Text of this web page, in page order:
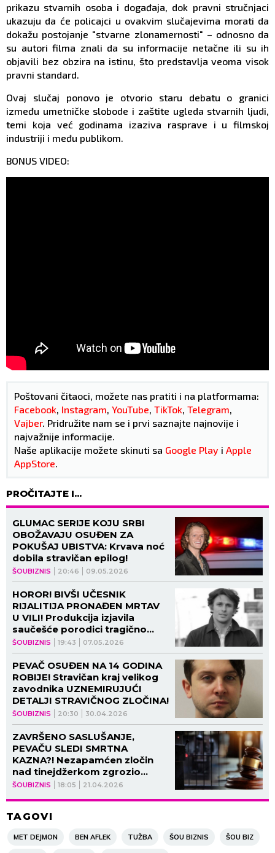
prikazu stvarnih osoba i događaja, dok pravni stručnjaci
ukazuju da će policajci u ovakvim slučajevima morati da
dokažu postojanje "stvarne zlonamernosti" – odnosno da
su autori filma znali da su informacije netačne ili su ih
objavili bez obzira na istinu, što predstavlja veoma visok
pravni standard.
Ovaj slučaj ponovo je otvorio staru debatu o granici
između umetničke slobode i zaštite ugleda stvarnih ljudi,
temi koja već godinama izaziva rasprave i u filmskoj
industriji i među publikom.
BONUS VIDEO:
Poštovani čitaoci, možete nas pratiti i na platformama:
Facebook, Instagram, YouTube, TikTok, Telegram,
Vajber. Pridružite nam se i prvi saznajte najnovije i
najvažnije informacije.
Naše aplikacije možete skinuti sa Google Play i Apple
AppStore.
PROČITAJTE I...
ŠOUBIZNIS 20:46 09.05.2026
GLUMAC SERIJE KOJU SRBI
OBOŽAVAJU OSUĐEN ZA
POKUŠAJ UBISTVA: Krvava noć
dobila stravičan epilog!
ŠOUBIZNIS 19:43 07.05.2026
HOROR! BIVŠI UČESNIK
RIJALITIJA PRONAĐEN MRTAV
U VILI! Produkcija izjavila
saučešće porodici tragično
nastradalog!
ŠOUBIZNIS 20:30 30.04.2026
PEVAČ OSUĐEN NA 14 GODINA
ROBIJE! Stravičan kraj velikog
zavodnika UZNEMIRUJUĆI
DETALJI STRAVIČNOG ZLOČINA!
ŠOUBIZNIS 18:05 21.04.2026
ZAVRŠENO SASLUŠANJE,
PEVAČU SLEDI SMRTNA
KAZNA?! Nezapamćen zločin
nad tinejdžerkom zgrozio
javnost, STIŽE ODLUKA
TAGOVI
MET DEJMON BEN AFLEK TUŽBA ŠOU BIZNIS ŠOU BIZ